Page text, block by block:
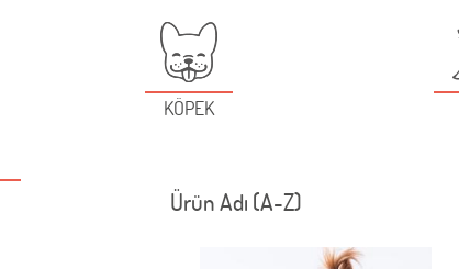
KÖPEK
Ürün Adı (A-Z)